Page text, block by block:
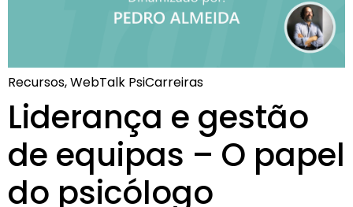
Recursos, WebTalk PsiCarreiras
Liderança e gestão
de equipas – O papel
do psicólogo